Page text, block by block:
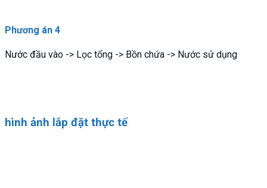
Phương án 4
Nước đầu vào -> Lọc tổng -> Bồn chứa -> Nước sử dụng
hình ảnh lắp đặt thực tế